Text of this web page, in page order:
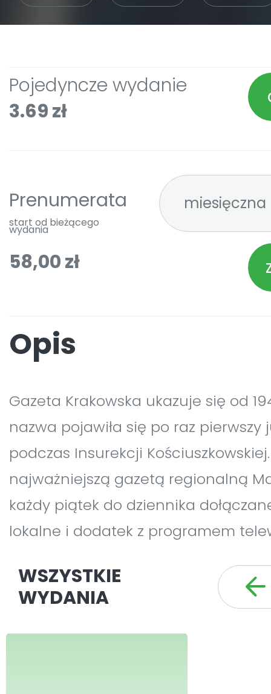
Pojedyncze wydanie
3.69 zł
Prenumerata
start od bieżącego
wydania
58,00 zł
Opis
Gazeta Krakowska ukazuje się od
nazwa pojawiła się po raz pierwszy
podczas Insurekcji
najważniejszą gazetą regionalną
każdy piątek do dziennika
lokalne i dodatek z programem
WSZYSTKIE
WYDANIA